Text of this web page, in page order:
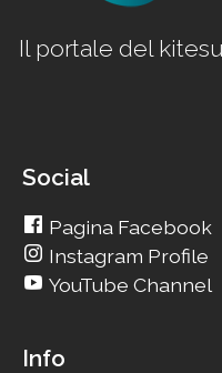
Il portale del
Social
Pagina Facebook
Instagram Profile
YouTube Channel
Info